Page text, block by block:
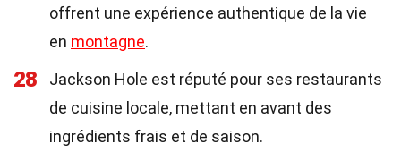
offrent une expérience authentique de la vie
en montagne.
28
Jackson Hole est réputé pour ses restaurants
de cuisine locale, mettant en avant des
ingrédients frais et de saison.